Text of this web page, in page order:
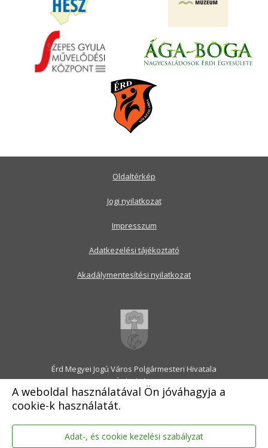
A weboldal használatával Ön jóváhagyja a
cookie-k használatát.
Adat-, és cookie kezelési szabályzat
Érd Megyei Jogú Város Polgármesteri Hivatala
2030 Érd, Alsó utca 1.
Levélcím: 2031 Érd, Pf.: 31
E-mail:onkormanyzat@erd.hu
Telefonközpont:06-23-522-300
Ügyfélszolgálat:06-23-522-301
Oldaltérkép
Jogi nyilatkozat
Impresszum
Adatkezelési tájékoztató
Akadálymentesítési nyilatkozat